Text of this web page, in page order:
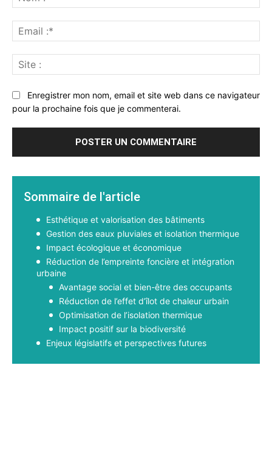
:*
:*
:
Enregistrer mon nom, email et site web dans ce navigateur
pour la prochaine fois que je commenterai.
Sommaire de l'article
Esthétique et valorisation des bâtiments
Gestion des eaux pluviales et isolation thermique
Impact écologique et économique
Réduction de l’empreinte foncière et intégration
urbaine
Avantage social et bien-être des occupants
Réduction de l’effet d’îlot de chaleur urbain
Optimisation de l’isolation thermique
Impact positif sur la biodiversité
Enjeux législatifs et perspectives futures